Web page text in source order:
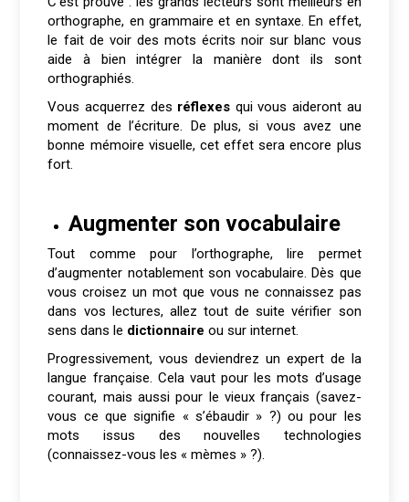
orthographe, en grammaire et en syntaxe. En effet,
le fait de voir des mots écrits noir sur blanc vous
aide à bien intégrer la manière dont ils sont
orthographiés.
Vous acquerrez des réflexes qui vous aideront au
moment de l’écriture. De plus, si vous avez une
bonne mémoire visuelle, cet effet sera encore plus
fort.
Augmenter son vocabulaire
Tout comme pour l’orthographe, lire permet
d’augmenter notablement son vocabulaire. Dès que
vous croisez un mot que vous ne connaissez pas
dans vos lectures, allez tout de suite vérifier son
sens dans le dictionnaire ou sur internet.
Progressivement, vous deviendrez un expert de la
langue française. Cela vaut pour les mots d’usage
courant, mais aussi pour le vieux français (savez-
vous ce que signifie « s’ébaudir » ?) ou pour les
mots issus des nouvelles technologies
(connaissez-vous les « mèmes » ?).